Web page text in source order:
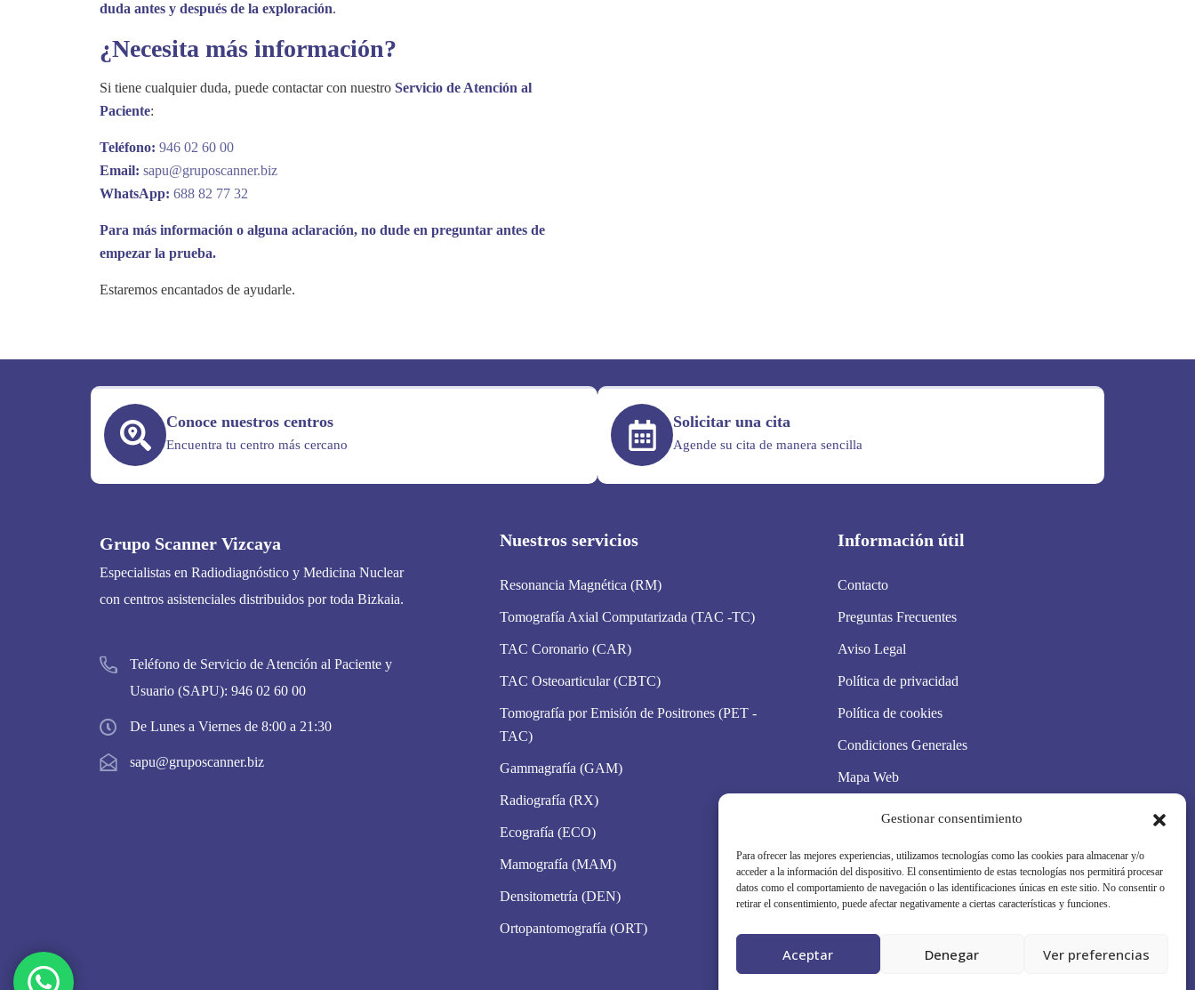
Gestionar consentimiento
Para ofrecer las mejores experiencias, utilizamos tecnologías como las cookies para almacenar y/o
acceder a la información del dispositivo. El consentimiento de estas tecnologías nos permitirá procesar
datos como el comportamiento de navegación o las identificaciones únicas en este sitio. No consentir o
retirar el consentimiento, puede afectar negativamente a ciertas características y funciones.
Aceptar Denegar Ver preferencias
duda antes y después de la exploración.
¿Necesita más información?
Si tiene cualquier duda, puede contactar con nuestro Servicio de Atención al
Paciente:
Teléfono: 946 02 60 00
Email: sapu@gruposcanner.biz
WhatsApp: 688 82 77 32
Para más información o alguna aclaración, no dude en preguntar antes de
empezar la prueba.
Estaremos encantados de ayudarle.
Conoce nuestros centros
Encuentra tu centro más cercano
Solicitar una cita
Agende su cita de manera sencilla
Grupo Scanner Vizcaya
Especialistas en Radiodiagnóstico y Medicina Nuclear
con centros asistenciales distribuidos por toda Bizkaia.
Teléfono de Servicio de Atención al Paciente y
Usuario (SAPU): 946 02 60 00
De Lunes a Viernes de 8:00 a 21:30
sapu@gruposcanner.biz
Nuestros servicios
Resonancia Magnética (RM)
Tomografía Axial Computarizada (TAC -TC)
TAC Coronario (CAR)
TAC Osteoarticular (CBTC)
Tomografía por Emisión de Positrones (PET -
TAC)
Gammagrafía (GAM)
Radiografía (RX)
Ecografía (ECO)
Mamografía (MAM)
Densitometría (DEN)
Ortopantomografía (ORT)
Información útil
Contacto
Preguntas Frecuentes
Aviso Legal
Política de privacidad
Política de cookies
Condiciones Generales
Mapa Web